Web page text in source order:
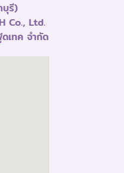
บุรี)
Co., Ltd.
เทค จำกัด